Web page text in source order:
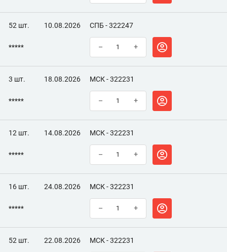
52 шт. 10.08.2026 СПБ - 322247
***** – +
3 шт. 18.08.2026 МСК - 322231
***** – +
12 шт. 14.08.2026 МСК - 322231
***** – +
16 шт. 24.08.2026 МСК - 322231
***** – +
52 шт. 22.08.2026 МСК - 322231